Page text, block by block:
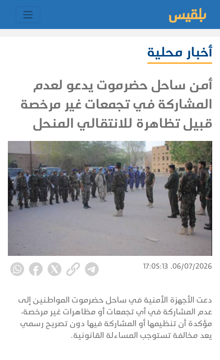
أخبار محلية
أمن ساحل حضرموت يدعو لعدم
المشاركة في تجمعات غير مرخصة
قبيل تظاهرة للانتقالي المنحل
06/07/2026, 17:05:13
دعت الأجهزة الأمنية في ساحل حضرموت المواطنين إلى
عدم المشاركة في أي تجمعات أو مظاهرات غير مرخصة،
مؤكدة أن تنظيمها أو المشاركة فيها دون تصريح رسمي
يعد مخالفة تستوجب المساءلة القانونية.